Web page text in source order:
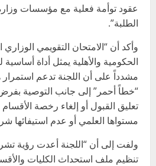
عقود توأمة فعلية مع مؤسسات
الطلبة”.
وأكد أن “الامتحان التقويمي
الحكومية والأهلية يمثل أداة
مشدداً على أن اللجنة تدعم استمرار
“خطاً أحمر” إلى جانب التوصية
تعليق القبول أو إلغاء رخصة
مستواها العلمي أو عدم استيفائها
ولفت إلى أن “اللجنة أعدت رؤية
تنظيم ملف استحداث الكليات